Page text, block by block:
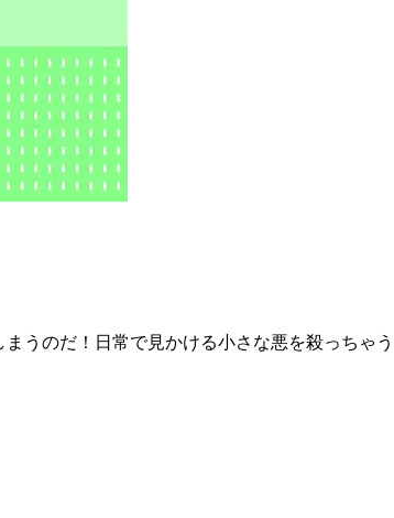
うのだ！日常で見かける小さな悪を殺っちゃ